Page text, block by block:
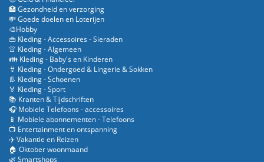
🏥 Gezondheid en verzorging
💸 Goede doelen en Loterijen
🎨Hobby
👜 Kleding - Accessoires - Sieraden
👚 Kleding - Algemeen
👪 Kleding - Baby's en Kinderen
👙 Kleding - Ondergoed & Lingerie & Sokken
👢 Kleding - Schoenen
🏅 Kleding - Sport
📚 Kranten & Tijdschriften
🎧 Mobiele Telefoons - accessoires
📱 Mobiele abonnementen - Telefoons
📺 Entertainment en ontspanning
✈️ Vakantie en Reizen
🏠 Oktober woonmaand
🌿 Smartshops